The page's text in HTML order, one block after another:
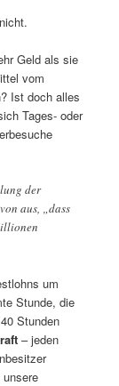
Geld als sie
vom
Ist doch alles
Tages- oder
der
aus, „dass
um
Stunde, die
Stunden
– jeden